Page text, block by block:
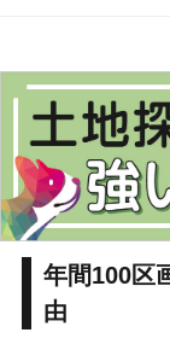
年間100区
由